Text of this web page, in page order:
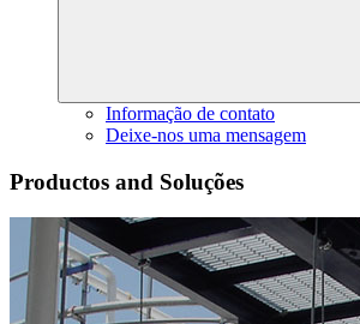
Informação de contato
Deixe-nos uma mensagem
Productos and Soluções